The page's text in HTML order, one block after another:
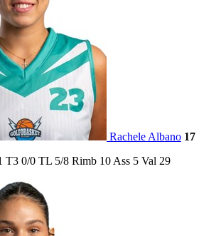
Rachele Albano 17
T3 0/0 TL 5/8 Rimb 10 Ass 5 Val 29